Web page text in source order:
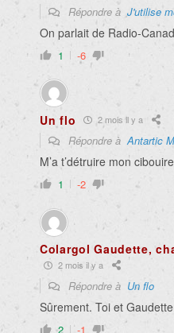
Répondre à J'utilise
On parlait de Radio-
1 -6
Un flo 2 mois il y a
Répondre à Antartic
M’a t’détruire mon
1 -2
Colargol Gaudette,
2 mois il y a
Répondre à Un flo
Sûrement. Toi et
2 -1